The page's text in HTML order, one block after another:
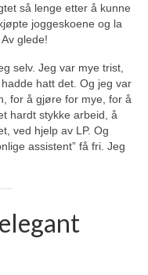
så lenge etter å kunne
joggeskoene og la
glede!
selv. Jeg var mye trist,
hatt det. Og jeg var
for å gjøre for mye, for å
hardt stykke arbeid, å
ved hjelp av LP. Og
assistent” få fri. Jeg